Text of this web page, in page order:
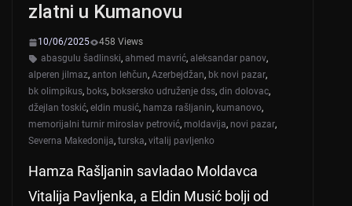
zlatni u Kumanovu
10/06/2025
458 Views
abasgulu šadlinski, ahmed mavrić, aleksandar panov,
alperen jilmaz, anton lehčun, Azerbejdžan, bk novi pazar,
bk olimpikus, boks, boksersko udruženje dss, din dolovac,
džejlan toskić, eldin musić, hamza rašljanin, kumanovo,
memorijalni turnir miroslav petrović, moldavija, novi pazar,
Severna Makedonija, turska, vitalij pavljenko
Hamza Rašljanin savladao Moldavca
Vitalija Pavljenka, a Eldin Musić bolji od